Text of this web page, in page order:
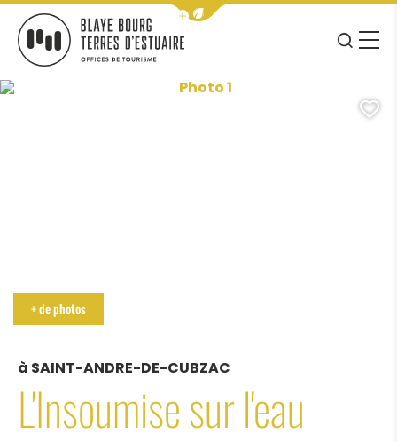
Afficher la barre de navigation
BLAYE BOURG TERRES D&#039;ESTUAIRE
JE
MENU
à SAINT-ANDRE-DE-CUBZAC
L'Insoumise sur l'eau
Photo 1, ©Château
+ de photos